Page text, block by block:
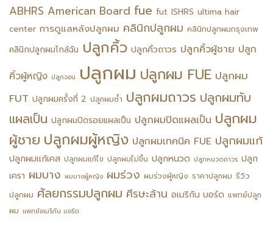
ABHRS American Board fue fut ISHRS ultima hair
center การดูแลหลังปลูกผม คลินิกปลูกผม คลินิกปลูกผมกรุงเทพ
คลินิกปลูกผมไกล้ฉัน ปลูกคิ้ว ปลูกคิ้วถาวร ปลูกคิ้วผู้ชาย ปลูก
คิ้วผู้หญิง ปลูกจอน ปลูกผม ปลูกผม FUE ปลูกผม
FUT ปลูกผมครั้งที่ 2 ปลูกผมซ้ำ ปลูกผมถาวร ปลูกผมทับ
แผลเป็น ปลูกผมปิดรอยแผลเป็น ปลูกผมปิดแผลเป็น ปลูกผม
ผู้ชาย ปลูกผมผู้หญิง ปลูกผมเทคนิค FUE ปลูกผมแก้
ปลูกผมแก้เคส ปลูกผมแก้ไข ปลูกผมไม่ขึ้น ปลูกหนวด ปลูกหนวดถาวร ปลูก
เครา ผมบาง ผมบางผู้หญิง ผมร่วง ผมร่วงผู้หญิง ราคาปลูกผม รีวิว
ปลูกผม ศัลยกรรมปลูกผม ศีรษะล้าน อเมริกัน บอร์ด แพทย์ปลูก
ผม แพทย์อเมริกัน บอร์ด